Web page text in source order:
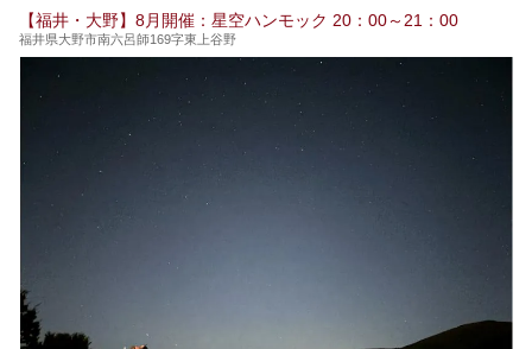
【福井・大野】8月開催：星空ハンモック 20：00～21：00
福井県大野市南六呂師169字東上谷野